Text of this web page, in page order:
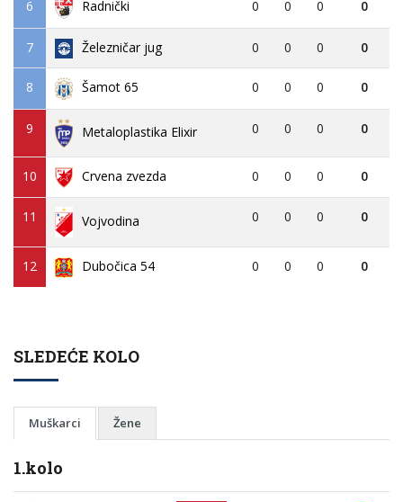
6 Radnički 0 0 0 0
7 Železničar jug 0 0 0 0
8 Šamot 65 0 0 0 0
9 Metaloplastika Elixir 0 0 0 0
10 Crvena zvezda 0 0 0 0
11 Vojvodina 0 0 0 0
12 Dubočica 54 0 0 0 0
SLEDEĆE KOLO
Muškarci Žene
1.kolo